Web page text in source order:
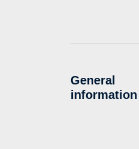
General
information